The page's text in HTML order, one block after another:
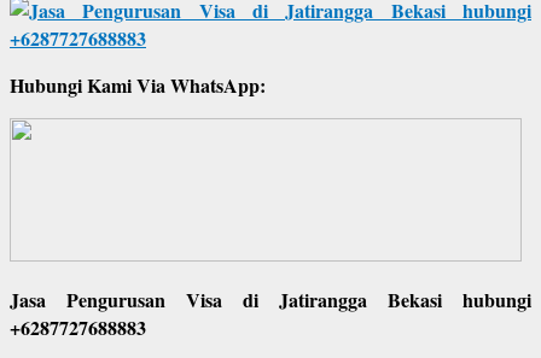
Hubungi Kami Via WhatsApp:
Jasa Pengurusan Visa di Jatirangga Bekasi hubungi
+6287727688883